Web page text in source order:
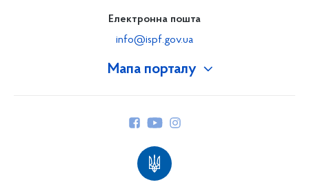
Мапа порталу
Електронна пошта
info@ispf.gov.ua